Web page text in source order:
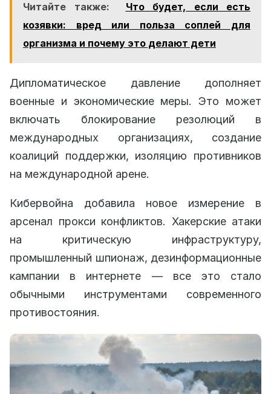
Читайте также:
Что будет, если есть
козявки: вред или польза соплей для
организма и почему это делают дети
Дипломатическое давление дополняет
военные и экономические меры. Это может
включать блокирование резолюций в
международных организациях, создание
коалиций поддержки, изоляцию противников
на международной арене.
Кибервойна добавила новое измерение в
арсенал прокси конфликтов. Хакерские атаки
на критическую инфраструктуру,
промышленный шпионаж, дезинформационные
кампании в интернете — все это стало
обычными инструментами современного
противостояния.